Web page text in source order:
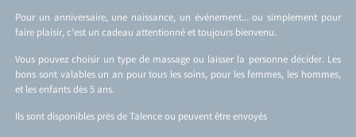
Pour un anniversaire, une naissance, un événement… ou simplement pour
faire plaisir, c’est un cadeau attentionné et toujours bienvenu.
Vous pouvez choisir un type de massage ou laisser la personne décider. Les
bons sont valables un an pour tous les soins, pour les femmes, les hommes,
et les enfants dès 5 ans.
Ils sont disponibles près de Talence ou peuvent être envoyés